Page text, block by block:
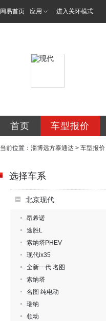
网易首页 应用 进入关怀模式
首页 车型报价
当前位置： 淄博远方泰通达 > 车型报价
选择车系
北京现代
昂希诺
途胜L
索纳塔PHEV
现代ix35
全新一代 名图
索纳塔
名图 纯电动
瑞纳
领动